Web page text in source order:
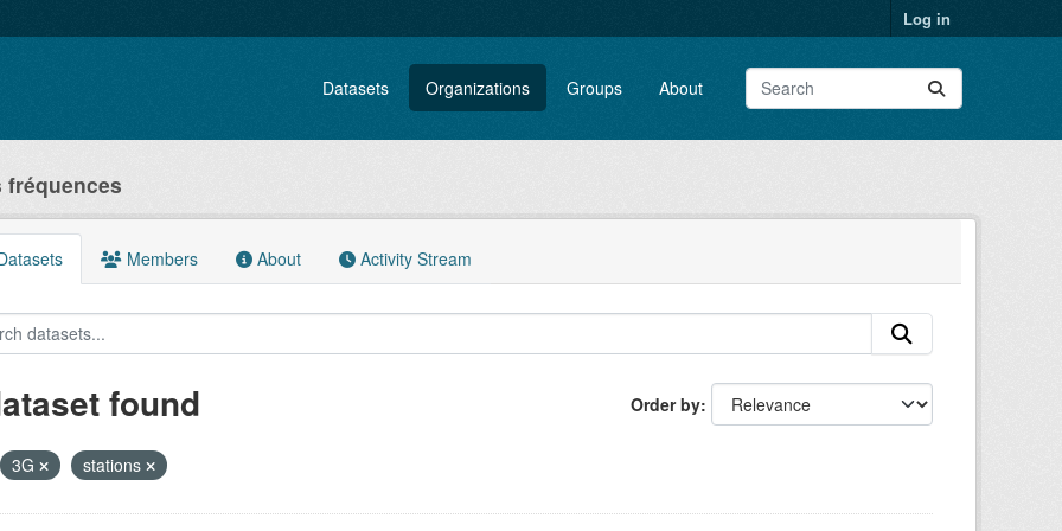
Log in
Datasets Organizations Groups About
fréquences
Members About Activity Stream
Order by
found
3G stations